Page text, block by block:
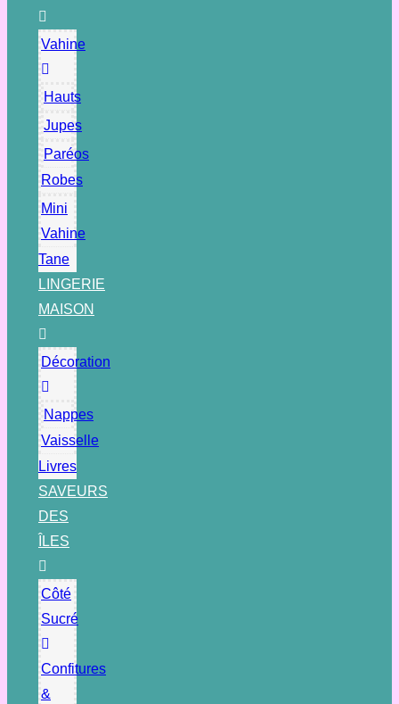
Vahine
Hauts
Jupes
Paréos
Robes
Mini
Vahine
Tane
LINGERIE
MAISON
Décoration
Nappes
Vaisselle
Livres
SAVEURS
DES
ÎLES
Côté
Sucré
Confitures
&